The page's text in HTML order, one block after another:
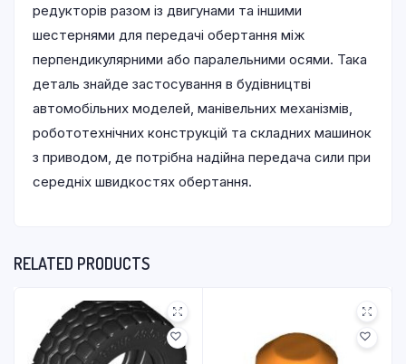
редукторів разом із двигунами та іншими
шестернями для передачі обертання між
перпендикулярними або паралельними осями. Така
деталь знайде застосування в будівництві
автомобільних моделей, манівельних механізмів,
робототехнічних конструкцій та складних машинок
з приводом, де потрібна надійна передача сили при
середніх швидкостях обертання.
RELATED PRODUCTS